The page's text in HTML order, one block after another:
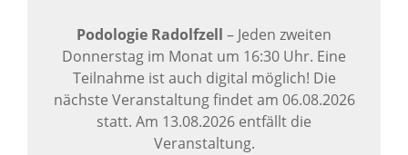
Podologie Radolfzell – Jeden zweiten
Donnerstag im Monat um 16:30 Uhr. Eine
Teilnahme ist auch digital möglich! Die
nächste Veranstaltung findet am 06.08.2026
statt. Am 13.08.2026 entfällt die
Veranstaltung.